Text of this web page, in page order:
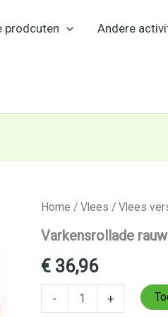
prodcuten Andere
Home / Vlees / Vlees
Varkensrollade
€36,96
-
Varkensrollade
1
aantal
+